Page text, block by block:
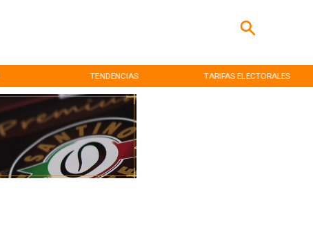
TENDENCIAS TARIFAS ELECTORALES